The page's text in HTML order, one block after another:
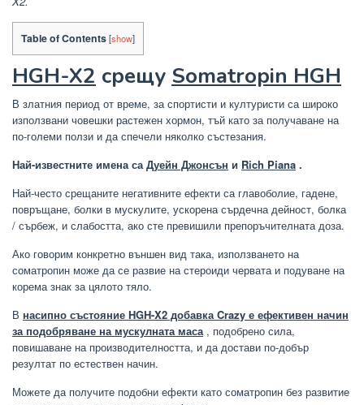
Table of Contents[show]
HGH-X2 срещу Somatropin HGH
В златния период от време, за спортисти и културисти са широко
използвани човешки растежен хормон, тъй като за получаване на
по-големи ползи и да спечели няколко състезания.
Най-известните имена саДуейн Джонсън и Rich Piana .
Най-често срещаните негативните ефекти са главоболие, гадене,
повръщане, болки в мускулите, ускорена сърдечна дейност, болка
/ сърбеж, и слабостта, ако сте превишили препоръчителната доза.
Ако говорим конкретно външен вид така, използването на
соматропин може да се развие на стероиди червата и подуване на
корема знак за цялото тяло.
В насипно състояние HGH-X2 добавка Crazy е ефективен начин
за подобряване на мускулната маса, подобрено сила,
повишаване на производителността, и да достави по-добър
резултат по естествен начин.
Можете да получите подобни ефекти като соматропин без развитие